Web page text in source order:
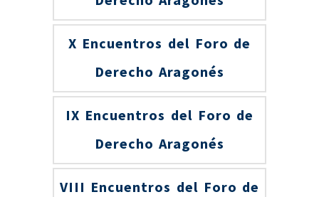
X Encuentros del Foro de
Derecho Aragonés
IX Encuentros del Foro de
Derecho Aragonés
VIII Encuentros del Foro de